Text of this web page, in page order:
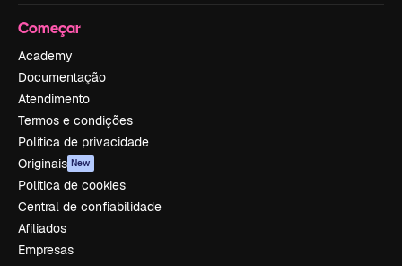
Começar
Academy
Documentação
Atendimento
Termos e condições
Política de privacidade
Originais New
Política de cookies
Central de confiabilidade
Afiliados
Empresas